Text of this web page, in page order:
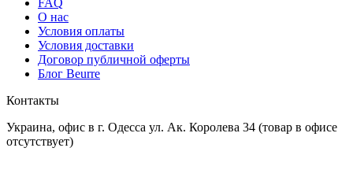
FAQ
O нас
Условия оплаты
Условия доставки
Договор публичной оферты
Блог Beurre
Контакты
Украина, офис в г. Одесса ул. Ак. Королева 34 (товар в офисе
отсутствует)